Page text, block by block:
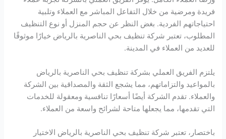
فريدة ومرضية من خلال التفاعل المباشر مع العملاء وتلبية
احتياجاتهم الفردية. بغض النظر عن حجم المنزل أو نوع التنظيف
المطلوب، تعتبر شركة تنظيف بحي الناصرية بالرياض خيارًا موثوقًا
للعديد من العملاء في المدينة.
يلتزم الفريق العملي بشركة تنظيف بحي الناصرية بالرياض
بالمواعيد والتزاماتهم، مما يشجع الثقة والمصداقية بين الشركة
والعملاء. تقدم الشركة أيضًا أسعارًا تنافسية ومعقولة للخدمات
التي تقدمها، مما يجعلها متاحة لشرائح واسعة من العملاء.
باختصار، تعتبر شركة تنظيف بحي الناصرية بالرياض الاختيار